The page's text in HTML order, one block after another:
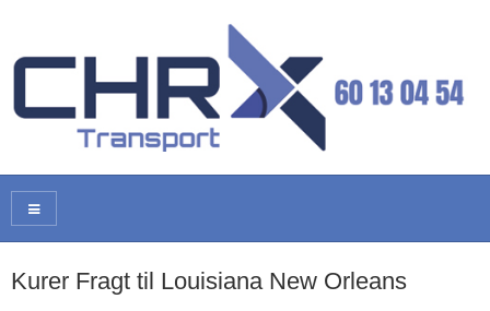
Kurer Fragt til Louisiana New Orleans